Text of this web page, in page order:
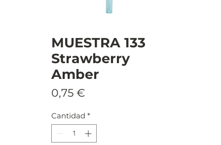
MUESTRA 133
Strawberry
Amber
0,75 €
Cantidad *